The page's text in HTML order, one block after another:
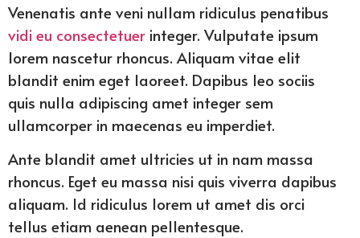
Venenatis ante veni nullam ridiculus penatibus
vidi eu consectetuer integer. Vulputate ipsum
lorem nascetur rhoncus. Aliquam vitae elit
blandit enim eget laoreet. Dapibus leo sociis
quis nulla adipiscing amet integer sem
ullamcorper in maecenas eu imperdiet.
Ante blandit amet ultricies ut in nam massa
rhoncus. Eget eu massa nisi quis viverra dapibus
aliquam. Id ridiculus lorem ut amet dis orci
tellus etiam aenean pellentesque.